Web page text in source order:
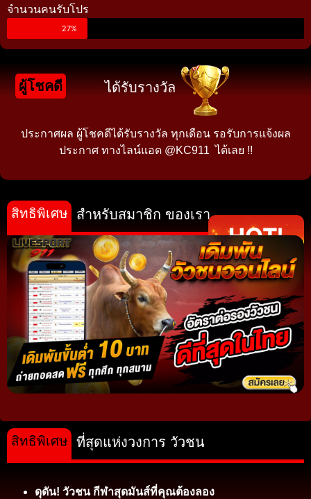
จำนวนคนรับโปร
27%
ผู้โชคดี ได้รับรางวัล
ประกาศผล ผู้โชคดีได้รับรางวัล ทุกเดือน รอรับการแจ้งผล
ประกาศ ทางไลน์แอด @KC911 ได้เลย !!
สำหรับสมาชิก ของเรา
สิทธิพิเศษ
ที่สุดแห่งวงการ วัวชน
ดุดัน! วัวชน กีฬาสุดมันส์ที่คุณต้องลอง
สิทธิพิเศษ